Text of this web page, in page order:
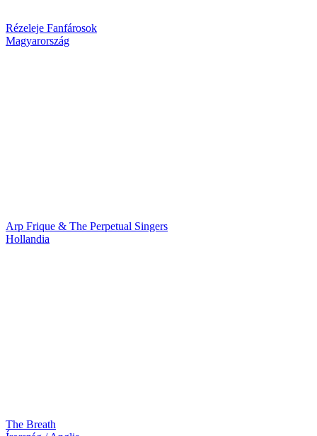
Rézeleje Fanfárosok
Magyarország
Arp Frique & The Perpetual Singers
Hollandia
The Breath